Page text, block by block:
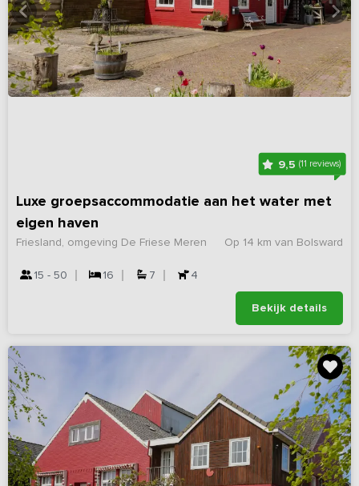
9,5(11 reviews)
Luxe groepsaccommodatie aan het water met
eigen haven
Op 14 km van Bolsward
Friesland, omgeving De Friese Meren
15 - 50 16 7 4
Bekijk details